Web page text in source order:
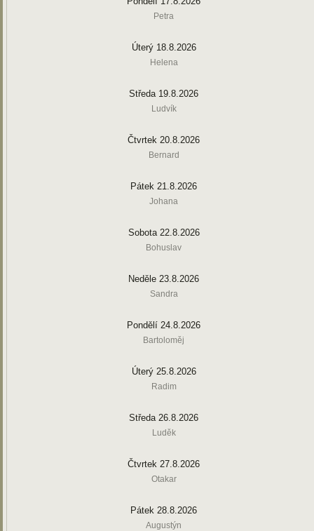
Petra
Úterý 18.8.2026
Helena
Středa 19.8.2026
Ludvík
Čtvrtek 20.8.2026
Bernard
Pátek 21.8.2026
Johana
Sobota 22.8.2026
Bohuslav
Neděle 23.8.2026
Sandra
Pondělí 24.8.2026
Bartoloměj
Úterý 25.8.2026
Radim
Středa 26.8.2026
Luděk
Čtvrtek 27.8.2026
Otakar
Pátek 28.8.2026
Augustýn